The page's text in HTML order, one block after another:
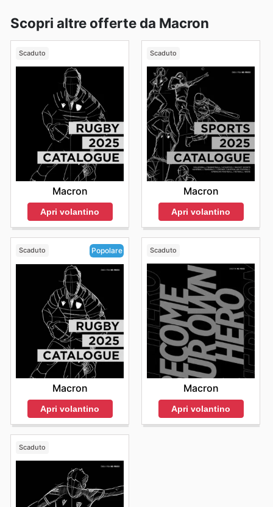
Scopri altre offerte da Macron
Scaduto
Macron
Apri volantino
Scaduto
Macron
Apri volantino
Scaduto Popolare
Macron
Apri volantino
Scaduto
Macron
Apri volantino
Scaduto